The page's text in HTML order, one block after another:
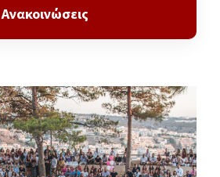
Ανακοινώσεις